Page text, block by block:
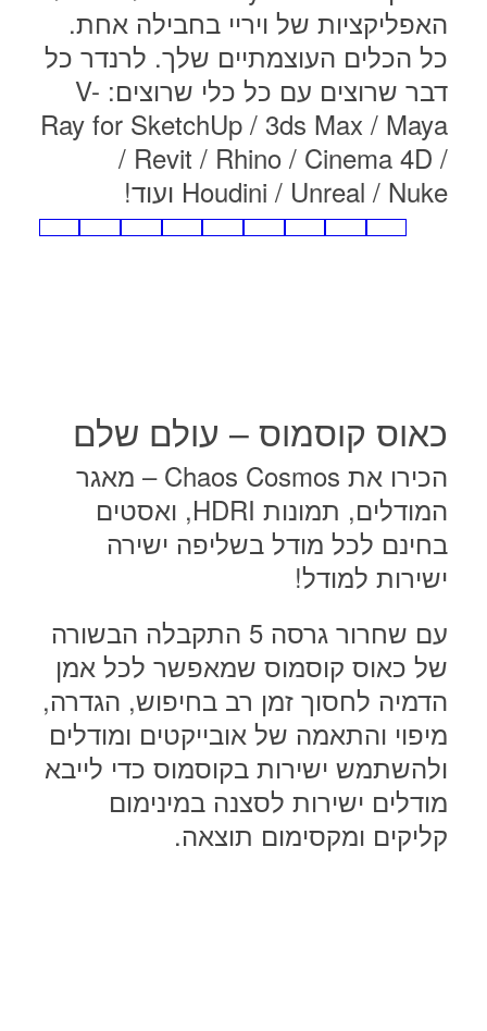
האפליקציות של ויריי בחבילה אחת.
כל הכלים העוצמתיים שלך. לרנדר כל
דבר שרוצים עם כל כלי שרוצים: V-
Ray for SketchUp / 3ds Max / Maya
/ Revit / Rhino / Cinema 4D /
Houdini / Unreal / Nuke ועוד!
כאוס קוסמוס – עולם שלם
הכירו את Chaos Cosmos – מאגר
המודלים, תמונות HDRI, ואסטים
בחינם לכל מודל בשליפה ישירה
ישירות למודל!
עם שחרור גרסה 5 התקבלה הבשורה
של כאוס קוסמוס שמאפשר לכל אמן
הדמיה לחסוך זמן רב בחיפוש, הגדרה,
מיפוי והתאמה של אובייקטים ומודלים
ולהשתמש ישירות בקוסמוס כדי לייבא
מודלים ישירות לסצנה במינימום
קליקים ומקסימום תוצאה.